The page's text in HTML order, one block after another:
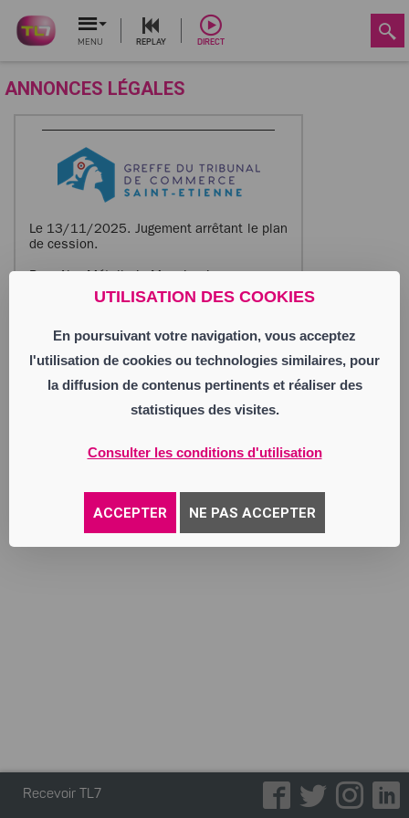
UTILISATION DES COOKIES
En poursuivant votre navigation, vous acceptez
l'utilisation de cookies ou technologies similaires, pour
la diffusion de contenus pertinents et réaliser des
statistiques des visites.
Consulter les conditions d'utilisation
ACCEPTER NE PAS ACCEPTER
MENU REPLAY DIRECT
ANNONCES LÉGALES
Le 13/11/2025. Jugement arrêtant le plan
de cession.
Société par Actions Simplifiée
42610 Saint-Romain-le-Puy
751 676 537 RCS Saint Etienne
Activité : fabrication, pose, maintenance,
travaux de tout type de menuiseries
Recevoir TL7